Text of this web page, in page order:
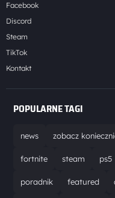
Facebook
Discord
Steam
TikTok
Kontakt
POPULARNE TAGI
news zobacz
fortnite steam ps5
poradnik featured